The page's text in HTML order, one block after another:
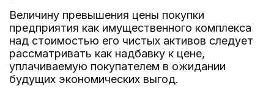
Величину превышения цены покупки
предприятия как имущественного комплекса
над стоимостью его чистых активов следует
рассматривать как надбавку к цене,
уплачиваемую покупателем в ожидании
будущих экономических выгод.